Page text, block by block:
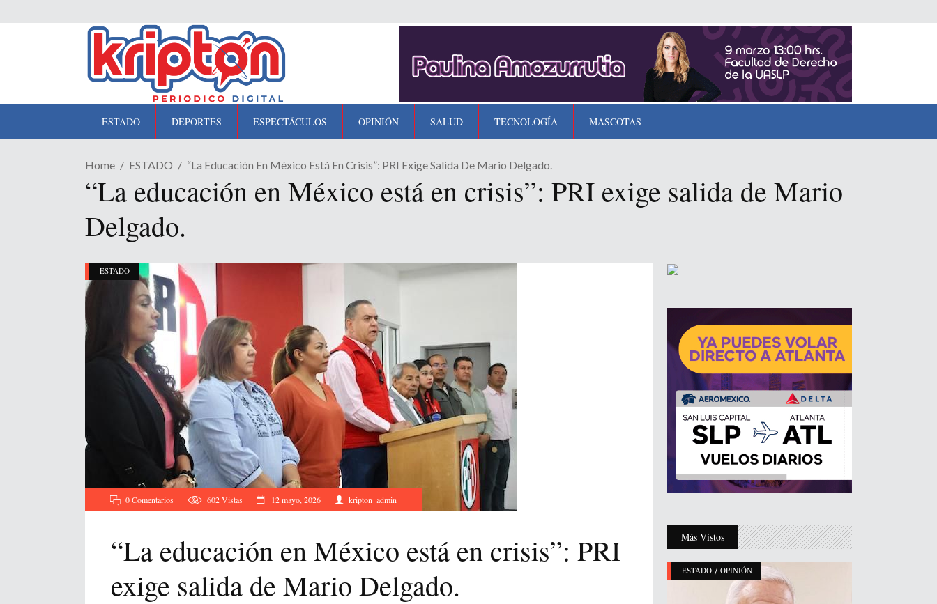
ESTADO DEPORTES ESPECTÁCULOS OPINIÓN SALUD TECNOLOGÍA MASCOTAS
Home ESTADO “La Educación En México Está En Crisis”: PRI Exige Salida De Mario Delgado.
“La educación en México está en crisis”: PRI exige salida de Mario
Delgado.
ESTADO
0 Comentarios 602Vistas 12 mayo, 2026 kripton_admin
“La educación en México está en crisis”: PRI
exige salida de Mario Delgado.
Más Vistos
ESTADO / OPINIÓN